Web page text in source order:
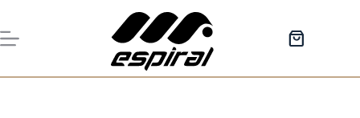
o
conteúdo
Carrinho